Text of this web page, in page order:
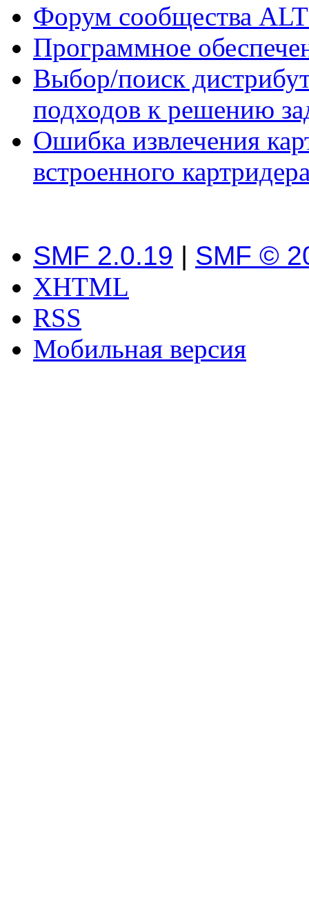
Форум сообщества
Программное
Выбор/поиск
подходов к решению
Ошибка извлечения
встроенного
SMF 2.0.19 | SMF ©
XHTML
RSS
Мобильная версия